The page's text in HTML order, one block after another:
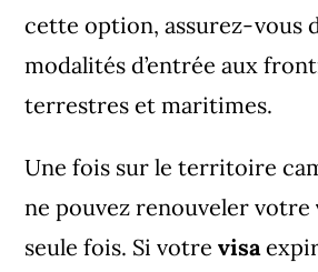
cette option, assurez-vous
modalités d’entrée aux
terrestres et maritimes.
Une fois sur le territoire
ne pouvez renouveler votre
seule fois. Si votre visa